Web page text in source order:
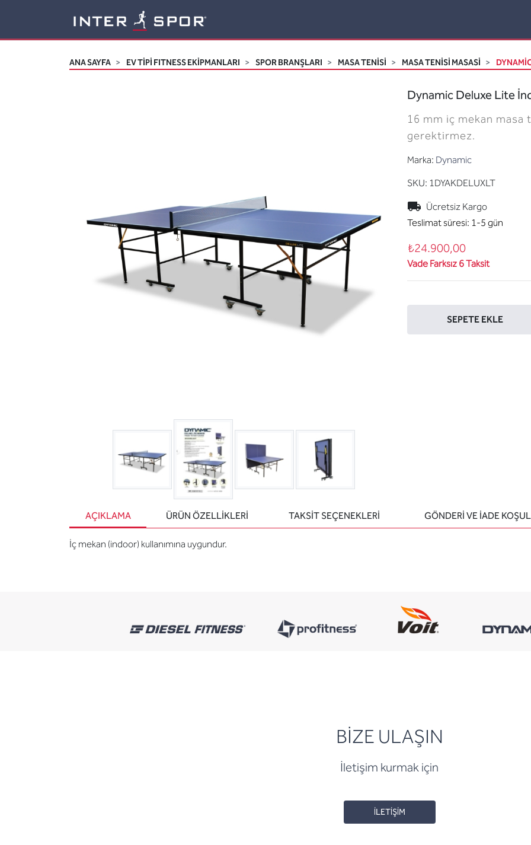
ANA SAYFA EV TİPİ FITNESS EKİPMANLARI SPOR BRANŞLARI MASA TENISI MASA TENISI MASASI
Dynamic Deluxe Lite
16 mm iç mekan masa
gerektirmez.
Marka: Dynamic
SKU: 1DYAKDELUXLT
Ücretsiz Kargo
Teslimat süresi: 1-5 gün
₺24.900,00
Vade Farksız 6 Taksit
SEPETE EKLE
AÇIKLAMA ÜRÜN ÖZELLIKLERI TAKSİT SEÇENEKLERİ GÖNDERİ VE İADE
İç mekan (indoor) kullanımına uygundur.
BİZE ULAŞIN
İletişim kurmak için
İLETİŞİM